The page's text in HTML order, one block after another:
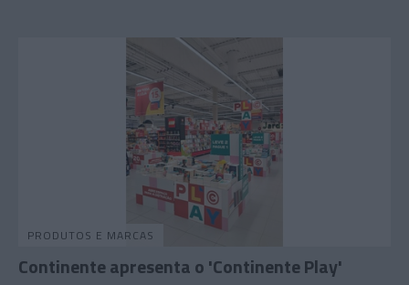
PRODUTOS E MARCAS
Continente apresenta o 'Continente Play'